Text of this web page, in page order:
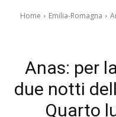
Home Emilia-Romagna
Anas: per
due notti
Quarto